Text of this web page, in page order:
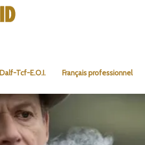
Tcf-E.O.I. Français professionnel